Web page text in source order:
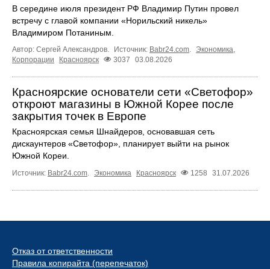
В середине июля президент РФ Владимир Путин провел
встречу с главой компании «Норильский никель»
Владимиром Потаниным.
Автор: Сергей Александров. Источник: Babr24.com Экономика
Корпорации
Красноярск 3037 03.08.2026
Красноярские основатели сети «Светофор»
откроют магазины в Южной Корее после
закрытия точек в Европе
Красноярская семья Шнайдеров, основавшая сеть
дискаунтеров «Светофор», планирует выйти на рынок
Южной Кореи.
Источник: Babr24.com. Экономика Красноярск 1258 31.07.2026
Отказ от ответственности
Правила копирайта (перепечаток)